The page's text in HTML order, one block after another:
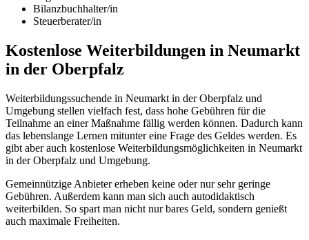
Bilanzbuchhalter/in
Steuerberater/in
Kostenlose Weiterbildungen in Neumarkt
in der Oberpfalz
Weiterbildungssuchende in Neumarkt in der Oberpfalz und
Umgebung stellen vielfach fest, dass hohe Gebühren für die
Teilnahme an einer Maßnahme fällig werden können. Dadurch kann
das lebenslange Lernen mitunter eine Frage des Geldes werden. Es
gibt aber auch kostenlose Weiterbildungsmöglichkeiten in Neumarkt
in der Oberpfalz und Umgebung.
Gemeinnützige Anbieter erheben keine oder nur sehr geringe
Gebühren. Außerdem kann man sich auch autodidaktisch
weiterbilden. So spart man nicht nur bares Geld, sondern genießt
auch maximale Freiheiten.